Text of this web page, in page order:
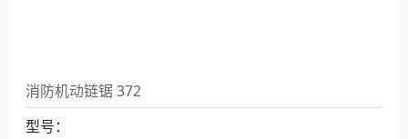
消防机动链锯 372
型号：